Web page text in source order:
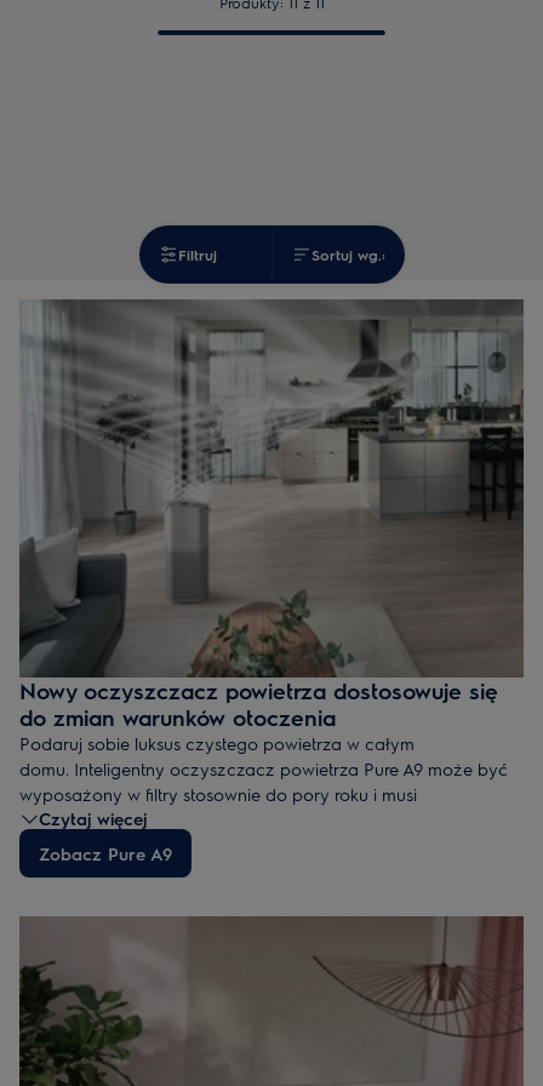
Filtruj Sortuj wg.:
Nowy oczyszczacz powietrza dostosowuje się
do zmian warunków otoczenia
Podaruj sobie luksus czystego powietrza w całym
domu. Inteligentny oczyszczacz powietrza Pure A9 może być
wyposażony w filtry stosownie do pory roku i musi
neutralizować pyłki, cząsteczki, drobny kurz i sierść zwierząt.
Wydajna i dostosowana do potrzeb 5-stopniowa filtracja
System AirSurround dociera do każdego zakątka
Cicha praca do poziomu 17 dB
Czytaj więcej
Zobacz Pure A9